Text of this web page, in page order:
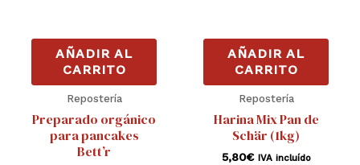
AÑADIR AL
CARRITO
Repostería
Preparado orgánico
para pancakes
Bett’r
AÑADIR AL
CARRITO
Repostería
Harina Mix Pan de
Schär (1kg)
5,80€ IVA incluído